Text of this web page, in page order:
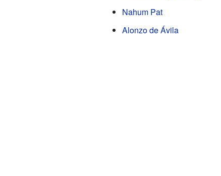
Nahum Pat
Alonzo de Ávila